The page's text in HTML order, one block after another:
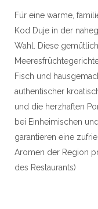
Für eine warme,
Kod Duje in der
Wahl. Diese
Fisch und
authentischer
und die herzhaften
bei Einheimischen
garantieren eine
Aromen der Region
des Restaurants)